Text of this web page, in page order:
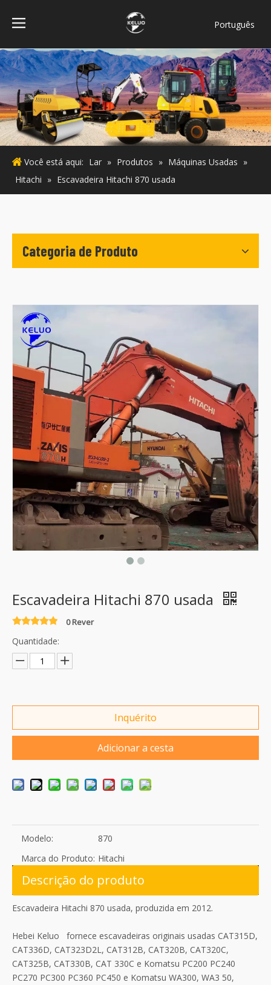
Português
Bahasa
indonesia
Türk dili
ไทย
Italiano
Deutsch
Español
Você está aqui: Lar » Produtos » Máquinas Usadas »
Hitachi » Escavadeira Hitachi 870 usada
Categoria de Produto
Escavadeira Hitachi 870 usada
0 Rever
Quantidade:
Inquérito
Adicionar a cesta
Modelo:
870
Marca do Produto: Hitachi
Descrição do produto
Escavadeira Hitachi 870 usada, produzida em 2012.
Hebei Keluo fornece escavadeiras originais usadas CAT315D,
CAT336D, CAT323D2L, CAT312B, CAT320B, CAT320C,
CAT325B, CAT330B, CAT 330C e Komatsu PC200 PC240
PC270 PC300 PC360 PC450 e Komatsu WA300, WA3 50,